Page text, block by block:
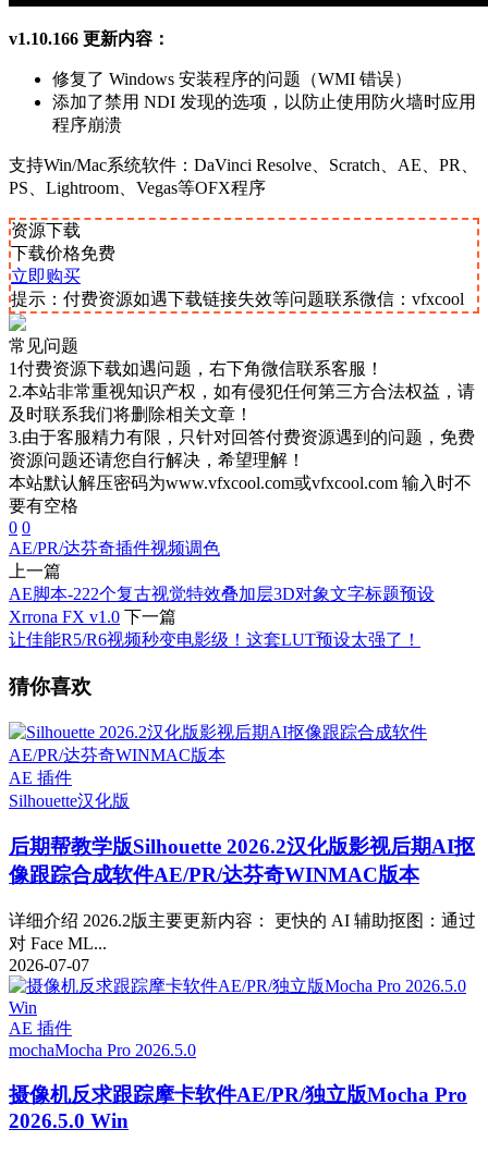
v1.10.166 更新内容：
修复了 Windows 安装程序的问题（WMI 错误）
添加了禁用 NDI 发现的选项，以防止使用防火墙时应用
程序崩溃
支持Win/Mac系统软件：DaVinci Resolve、Scratch、AE、PR、
PS、Lightroom、Vegas等OFX程序
资源下载
下载价格免费
立即购买
提示：付费资源如遇下载链接失效等问题联系微信：vfxcool
常见问题
1付费资源下载如遇问题，右下角微信联系客服！
2.本站非常重视知识产权，如有侵犯任何第三方合法权益，请
及时联系我们将删除相关文章！
3.由于客服精力有限，只针对回答付费资源遇到的问题，免费
资源问题还请您自行解决，希望理解！
本站默认解压密码为www.vfxcool.com或vfxcool.com 输入时不
要有空格
0 0
AE/PR/达芬奇插件视频调色
上一篇
AE脚本-222个复古视觉特效叠加层3D对象文字标题预设
Xrrona FX v1.0 下一篇
让佳能R5/R6视频秒变电影级！这套LUT预设太强了！
猜你喜欢
AE 插件
Silhouette汉化版
后期帮教学版Silhouette 2026.2汉化版影视后期AI抠
像跟踪合成软件AE/PR/达芬奇WINMAC版本
详细介绍 2026.2版主要更新内容： 更快的 AI 辅助抠图：通过
对 Face ML...
2026-07-07
AE 插件
mochaMocha Pro 2026.5.0
摄像机反求跟踪摩卡软件AE/PR/独立版Mocha Pro
2026.5.0 Win